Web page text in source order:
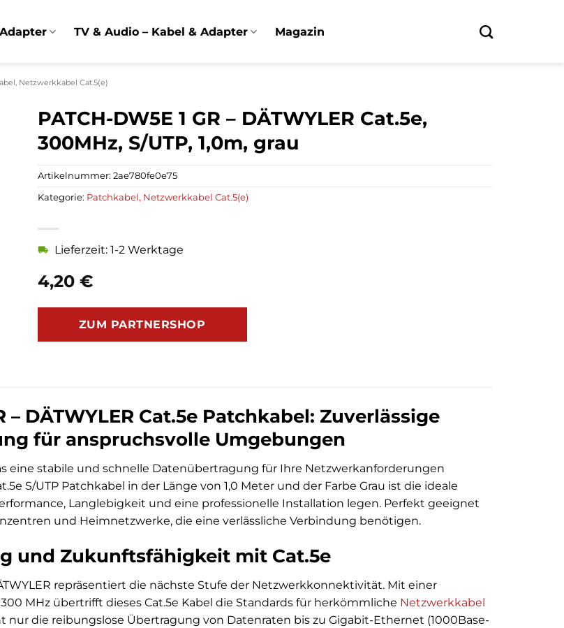
TV & Audio – Kabel & Adapter Magazin
Netzwerkkabel Cat.5(e)
PATCH-DW5E 1 GR – DÄTWYLER Cat.5e,
300MHz, S/UTP, 1,0m, grau
4,20 €
Lieferzeit: 1-2 Werktage
ZUM PARTNERSHOP
Artikelnummer: 2ae780fe0e75
Kategorie: Patchkabel, Netzwerkkabel Cat.5(e)
– DÄTWYLER Cat.5e Patchkabel: Zuverlässige
für anspruchsvolle Umgebungen
eine stabile und schnelle Datenübertragung für Ihre Netzwerkanforderungen
S/UTP Patchkabel in der Länge von 1,0 Meter und der Farbe Grau ist die ideale
Langlebigkeit und eine professionelle Installation legen. Perfekt geeignet
und Heimnetzwerke, die eine verlässliche Verbindung benötigen.
und Zukunftsfähigkeit mit Cat.5e
repräsentiert die nächste Stufe der Netzwerkkonnektivität. Mit einer
MHz übertrifft dieses Cat.5e Kabel die Standards für herkömmliche Netzwerkkabel
die reibungslose Übertragung von Datenraten bis zu Gigabit-Ethernet (1000Base-